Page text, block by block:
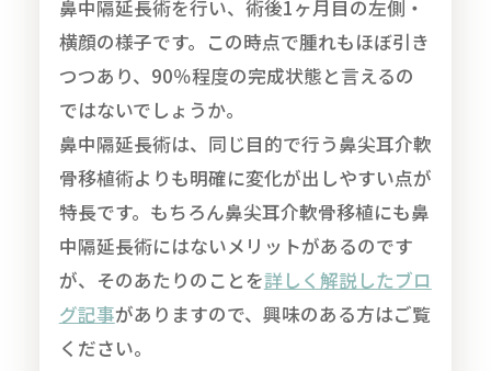
鼻中隔延長術を行い、術後1ヶ月目の左側・
横顔の様子です。この時点で腫れもほぼ引き
つつあり、90％程度の完成状態と言えるの
ではないでしょうか。
鼻中隔延長術は、同じ目的で行う鼻尖耳介軟
骨移植術よりも明確に変化が出しやすい点が
特長です。もちろん鼻尖耳介軟骨移植にも鼻
中隔延長術にはないメリットがあるのです
が、そのあたりのことを詳しく解説したブロ
グ記事がありますので、興味のある方はご覧
ください。